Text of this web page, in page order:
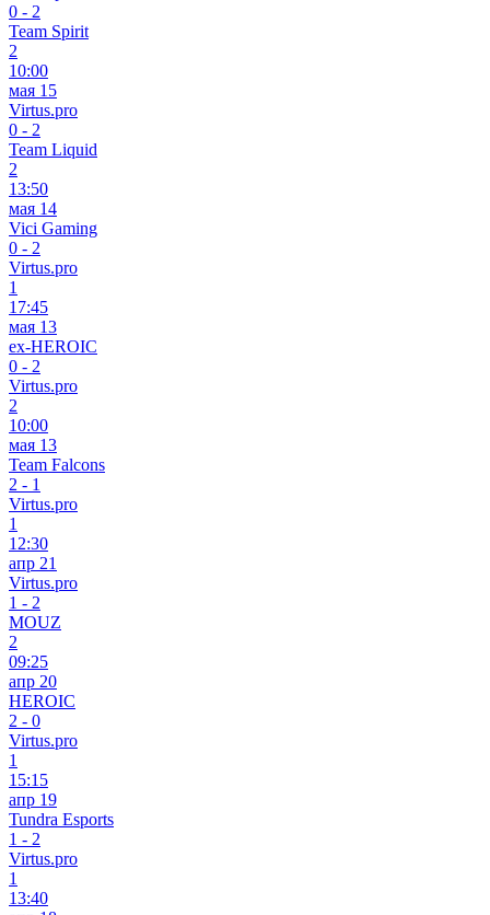
0 - 2
Team Spirit
2
10:00
мая 15
Virtus.pro
0 - 2
Team Liquid
2
13:50
мая 14
Vici Gaming
0 - 2
Virtus.pro
1
17:45
мая 13
ex-HEROIC
0 - 2
Virtus.pro
2
10:00
мая 13
Team Falcons
2 - 1
Virtus.pro
1
12:30
апр 21
Virtus.pro
1 - 2
MOUZ
2
09:25
апр 20
HEROIC
2 - 0
Virtus.pro
1
15:15
апр 19
Tundra Esports
1 - 2
Virtus.pro
1
13:40